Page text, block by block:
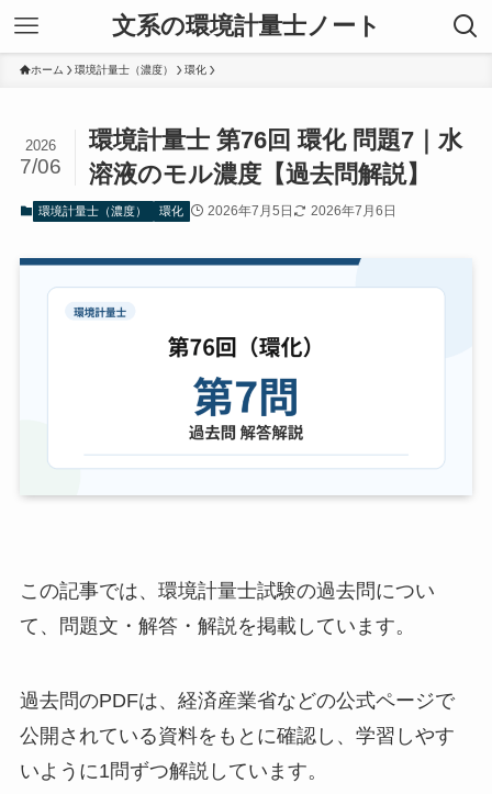
文系の環境計量士ノート
ホーム 環境計量士（濃度） 環化
環境計量士 第76回 環化 問題7｜水
溶液のモル濃度【過去問解説】
2026
7/06
環境計量士（濃度） 環化 2026年7月5日 2026年7月6日
この記事では、環境計量士試験の過去問につい
て、問題文・解答・解説を掲載しています。
過去問のPDFは、経済産業省などの公式ページで
公開されている資料をもとに確認し、学習しやす
いように1問ずつ解説しています。